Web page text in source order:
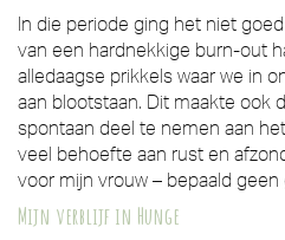
In die periode ging het niet
van een hardnekkige burn-out
alledaagse prikkels waar we in
aan blootstaan. Dit maakte ook
spontaan deel te nemen aan
veel behoefte aan rust en
voor mijn vrouw – bepaald
Mijn verblijf in Hunge